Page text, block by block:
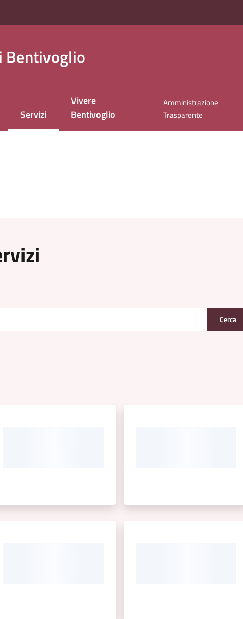
Bentivoglio
Servizi
Menu selezionato
Vivere
Bentivoglio
Amministrazione
Trasparente
Cerca